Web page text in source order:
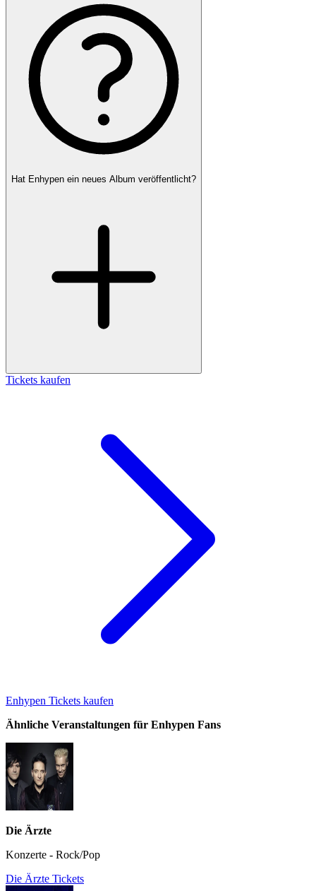
Hat Enhypen ein neues Album veröffentlicht?
Tickets kaufen
Enhypen Tickets kaufen
Ähnliche Veranstaltungen für Enhypen Fans
Die Ärzte
Konzerte - Rock/Pop
Die Ärzte Tickets